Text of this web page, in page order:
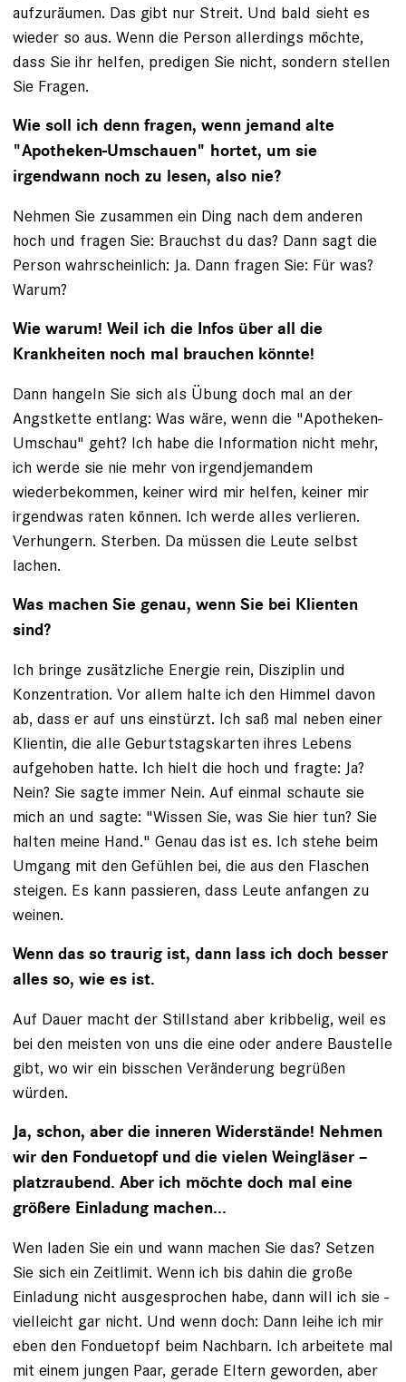
aufzuräumen. Das gibt nur Streit. Und bald sieht es
wieder so aus. Wenn die Person allerdings möchte,
dass Sie ihr helfen, predigen Sie nicht, ­sondern stellen
Sie Fragen.
Wie soll ich denn fragen, wenn jemand alte
"Apotheken-Umschauen" hortet, um sie
irgendwann noch zu lesen, also nie?
Nehmen Sie zusammen ein Ding nach dem anderen
hoch und fragen Sie: Brauchst du das? Dann sagt die
Person wahrscheinlich: Ja. Dann fragen Sie: Für was?
Warum?
Wie warum! Weil ich die Infos über all die
Krankheiten noch mal brauchen könnte!
Dann hangeln Sie sich als Übung doch mal an der
Angstkette entlang: Was wäre, wenn die "Apotheken-
Umschau" geht? Ich habe die Information nicht mehr,
ich werde sie nie mehr von irgendjemandem
wiederbekommen, keiner wird mir helfen, keiner mir
irgendwas raten können. Ich werde alles verlieren.
Verhungern. Sterben. Da müssen die Leute selbst
lachen.
Was machen Sie genau, wenn Sie bei ­Klienten
sind?
Ich bringe zusätzliche Energie rein, Dis­ziplin und
Konzentration. Vor allem halte ich den Himmel davon
ab, dass er auf uns einstürzt. Ich saß mal neben einer
Klientin, die alle Geburtstagskarten ihres Lebens
aufgehoben hatte. Ich hielt die hoch und fragte: Ja?
Nein? Sie sagte immer Nein. Auf einmal schaute sie
mich an und sagte: "Wissen Sie, was Sie hier tun? Sie
halten meine Hand." Genau das ist es. Ich stehe beim
Umgang mit den Gefühlen bei, die aus den Flaschen
steigen. Es kann ­passieren, dass Leute anfangen zu
weinen.
Wenn das so traurig ist, dann lass ich doch besser
alles so, wie es ist.
Auf Dauer macht der Stillstand aber kribbelig, weil es
bei den meisten von uns die eine oder andere Baustelle
gibt, wo wir ein bisschen Veränderung begrüßen
würden.
Ja, schon, aber die inneren Widerstände! Nehmen
wir den Fonduetopf und die ­vielen Weingläser –
platzraubend. Aber ich möchte doch mal eine
größere Ein­ladung machen...
Wen laden Sie ein und wann machen Sie das? Setzen
Sie sich ein Zeitlimit. Wenn ich bis dahin die große
Einladung nicht ausgesprochen habe, dann will ich sie ­
vielleicht gar nicht. Und wenn doch: Dann leihe ich mir
eben den Fonduetopf beim Nachbarn. Ich arbeitete mal
mit einem jungen Paar, gerade Eltern geworden, aber